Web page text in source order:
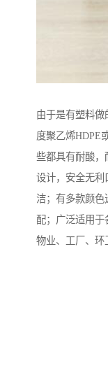
由于是有塑料
度聚乙烯HDPE
些都具有耐酸，
设计，安全无利
洁；有多款颜
配；广泛适用
物业、工厂、环